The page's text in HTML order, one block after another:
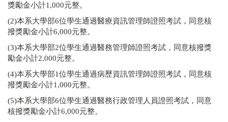
獎勵金小計1,000元整。
(2)本系大學部6位學生通過醫療資訊管理師證照考試，同意核
撥獎勵金小計6,000元整。
(3)本系大學部2位學生通過醫務管理師證照考試，同意核撥獎
勵金小計2,000元整。
(4)本系大學部1位學生通過病歷資訊管理師證照考試，同意核
撥獎勵金小計1,000元整。
(5)本系大學部6位學生通過醫務行政管理人員證照考試，同意
核撥獎勵金小計6,000元整。